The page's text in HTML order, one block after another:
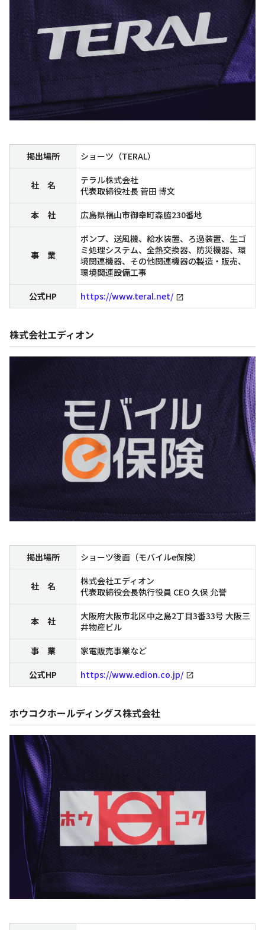
掲出場所 ショーツ（TERAL）
社 名
テラル株式会社
代表取締役社長 菅田 博文
本 社
広島県福山市御幸町森脇230番地
事 業
ポンプ、送風機、給水装置、ろ過装置、生ゴ
ミ処理システム、全熱交換器、防災機器、環
境関連機器、その他関連機器の製造・販売、
環境関連設備工事
公式HP
https://www.teral.net/
株式会社エディオン
掲出場所 ショーツ後面（モバイルe保険）
社 名
株式会社エディオン
代表取締役会長執行役員 CEO 久保 允誉
本 社
大阪府大阪市北区中之島2丁目3番33号 大阪三
井物産ビル
事 業
家電販売事業など
公式HP
https://www.edion.co.jp/
ホウコクホールディングス株式会社